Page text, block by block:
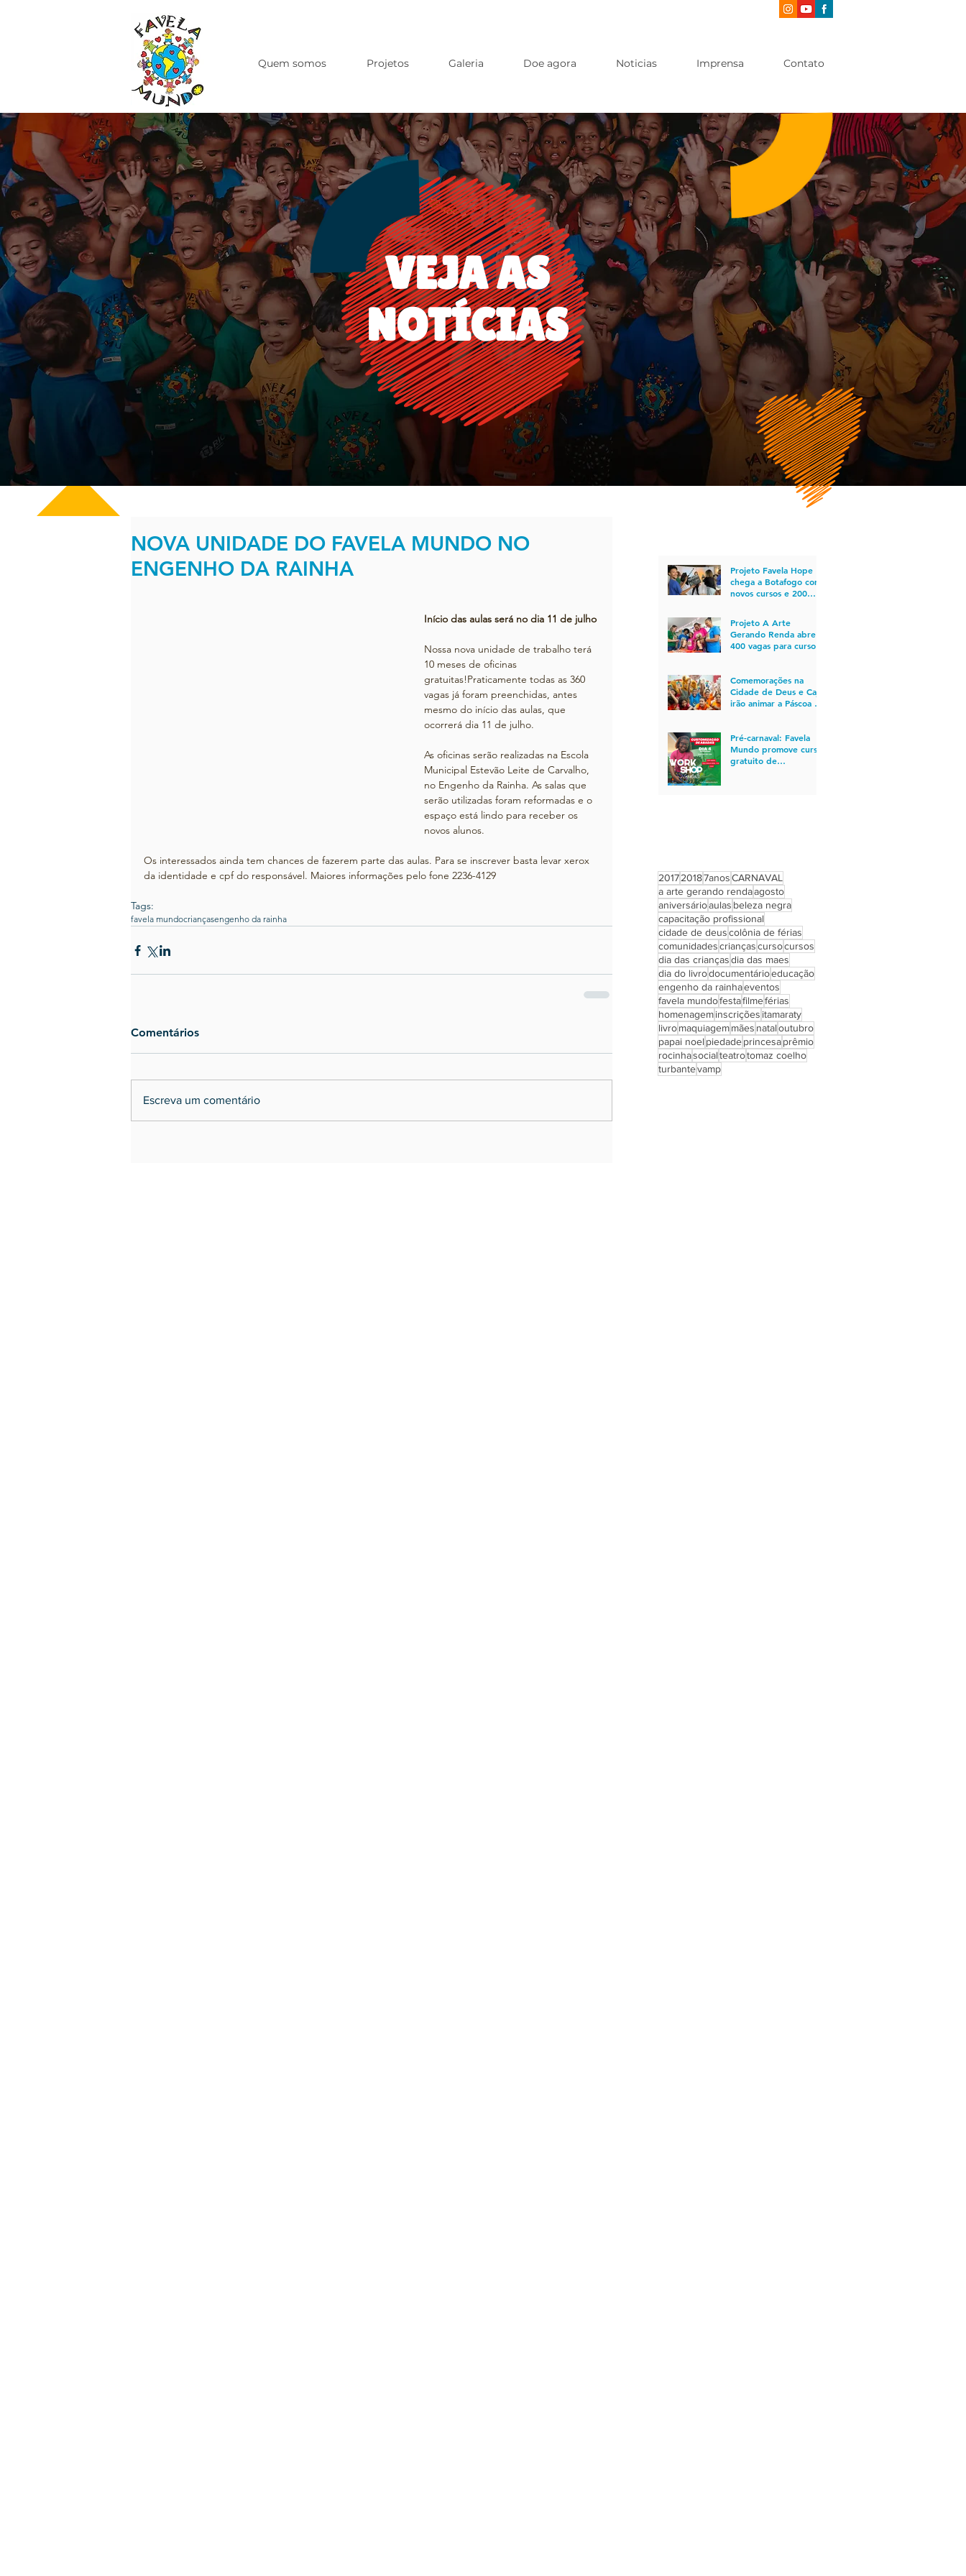
Quem somos Projetos Galeria Doe agora Noticias Imprensa Contato
VEJA AS
NOTÍCIAS
NOVA UNIDADE DO FAVELA MUNDO NO
ENGENHO DA RAINHA
Início das aulas será no dia 11 de julho
Nossa nova unidade de trabalho terá
10 meses de oficinas
gratuitas!Praticamente todas as 360
vagas já foram preenchidas, antes
mesmo do início das aulas, que
ocorrerá dia 11 de julho.
As oficinas serão realizadas na Escola
Municipal Estevão Leite de Carvalho,
no Engenho da Rainha. As salas que
serão utilizadas foram reformadas e o
espaço está lindo para receber os
novos alunos.
Os interessados ainda tem chances de fazerem parte das aulas. Para se inscrever basta levar xerox
da identidade e cpf do responsável. Maiores informações pelo fone 2236-4129
Tags:
favela mundocriançasengenho da rainha
Comentários
Escreva um comentário
Projeto Favela Hope
chega a Botafogo com
novos cursos e 200
audiovisual
Projeto A Arte
Gerando Renda abre
400 vagas para cursos
no Rio
Comemorações na
Cidade de Deus e Caju
irão animar a Páscoa de
Pré-carnaval: Favela
Mundo promove curso
gratuito de
201720187anosCARNAVAL
a arte gerando rendaagosto
aniversárioaulas beleza negra
capacitação profissional
cidade de deuscolônia de férias
comunidadescriançascursocursos
dia das criançasdia das maes
dia do livrodocumentárioeducação
engenho da rainhaeventos
favela mundofestafilmeférias
homenageminscrições itamaraty
livromaquiagemmães nataloutubro
papai noel piedadeprincesaprêmio
rocinhasocialteatrotomaz coelho
turbantevamp